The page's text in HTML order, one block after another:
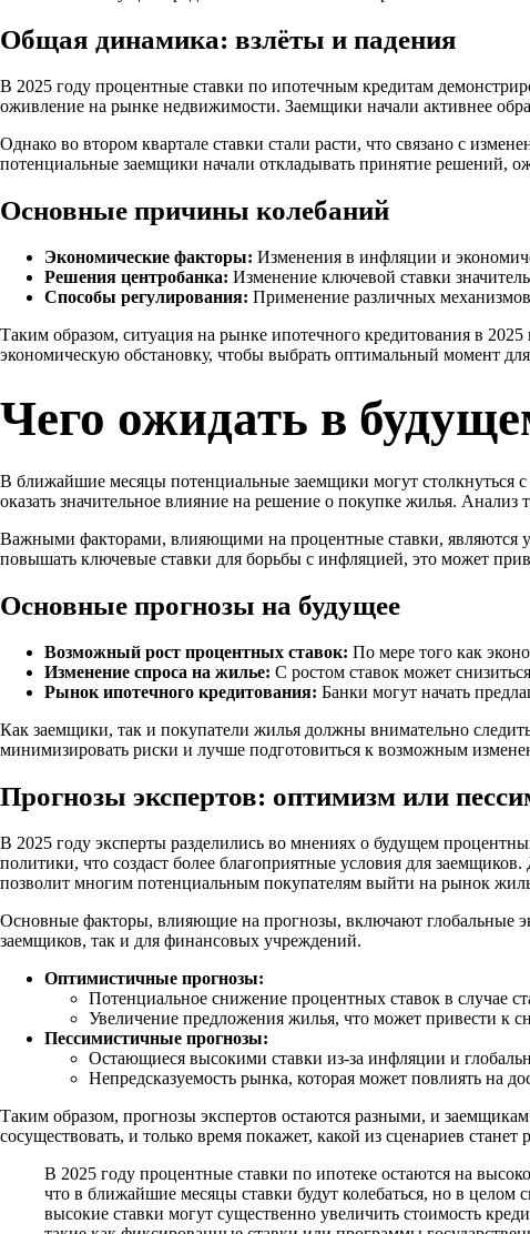
Общая динамика: взлёты и падения
В 2025 году процентные ставки по ипотечным кредитам
оживление на рынке недвижимости. Заемщики начали активнее
Однако во втором квартале ставки стали расти, что связано с
потенциальные заемщики начали откладывать принятие решений,
Основные причины колебаний
Экономические факторы: Изменения в инфляции и
Решения центробанка: Изменение ключевой ставки
Способы регулирования: Применение различных
Таким образом, ситуация на рынке ипотечного кредитования в
экономическую обстановку, чтобы выбрать оптимальный момент
Чего ожидать в
В ближайшие месяцы потенциальные заемщики могут столкнуться
оказать значительное влияние на решение о покупке жилья.
Важными факторами, влияющими на процентные ставки, являются
повышать ключевые ставки для борьбы с инфляцией, это может
Основные прогнозы на будущее
Возможный рост процентных ставок: По мере того как
Изменение спроса на жилье: С ростом ставок может
Рынок ипотечного кредитования: Банки могут начать
Как заемщики, так и покупатели жилья должны внимательно
минимизировать риски и лучше подготовиться к возможным
Прогнозы экспертов: оптимизм или
В 2025 году эксперты разделились во мнениях о будущем
политики, что создаст более благоприятные условия для
позволит многим потенциальным покупателям выйти на рынок
Основные факторы, влияющие на прогнозы, включают глобальные
заемщиков, так и для финансовых учреждений.
Оптимистичные прогнозы:
Потенциальное снижение процентных ставок в случае
Увеличение предложения жилья, что может привести к
Пессимистичные прогнозы:
Остающиеся высокими ставки из-за инфляции и
Непредсказуемость рынка, которая может повлиять на
Таким образом, прогнозы экспертов остаются разными, и
сосуществовать, и только время покажет, какой из сценариев станет
В 2025 году процентные ставки по ипотеке остаются на
что в ближайшие месяцы ставки будут колебаться, но в целом
высокие ставки могут существенно увеличить стоимость